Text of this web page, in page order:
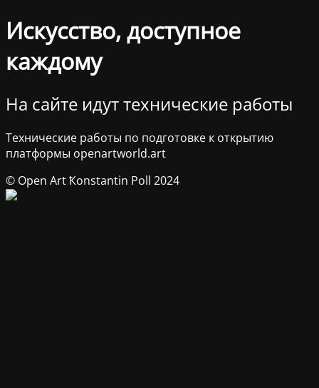
Искусство, доступное
каждому
На сайте идут технические работы
Технические работы по подготовке к открытию
платформы openartworld.art
© Open Art Ҟonstantin Poll 2024